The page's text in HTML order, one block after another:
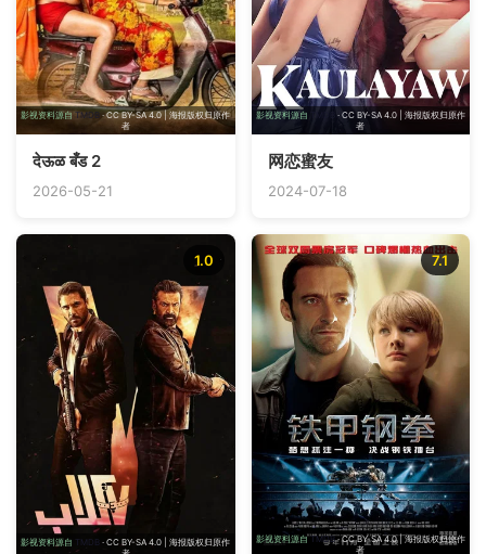
影视资料源自 TMDB
· CC BY-SA 4.0 | 海报版权归原作
者
देऊळ बँड 2
2026-05-21
影视资料源自
· CC BY-SA 4.0 | 海报版权归原作
者
网恋蜜友
2024-07-18
影视资料源自 TMDB · CC BY-SA 4.0 | 海报版权归原作
1.0
影视资料源自TMDB· CC BY-SA 4.0 | 海报版权归原作
者
7.1